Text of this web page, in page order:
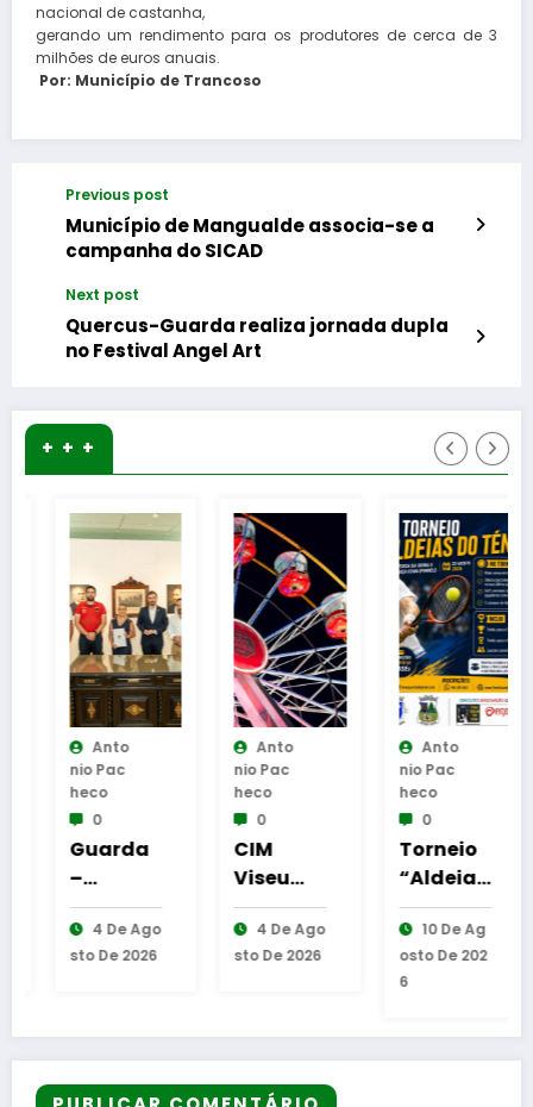
nacional de castanha,
gerando um rendimento para os produtores de cerca de 3
milhões de euros anuais.
Por: Município de Trancoso
Previous post
Município de Mangualde associa-se a
campanha do SICAD
Next post
Quercus-Guarda realiza jornada dupla
no Festival Angel Art
+ + +
Anto
Nio Pac
Heco
0
Guarda
Assinatu
ra dos
protocol
entre
4 De Ago
Sto De 2026
Anto
Nio Pac
Heco
0
CIM
Viseu
Dão
Lafões
reforça
na
4 De Ago
Sto De 2026
Anto
Nio Pac
Heco
0
Torneio
“Aldeias
do
Ténis”
em
Alverca
10 De Ag
Osto De 202